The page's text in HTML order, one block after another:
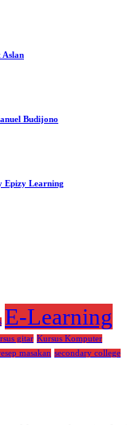
Aslan
Budijono
Epizy Learning
E-Learning
gitar Kursus Komputer
masakan secondary college